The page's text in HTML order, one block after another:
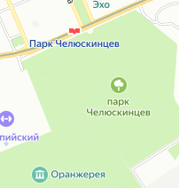
инфраструктурой и
современная
столицы